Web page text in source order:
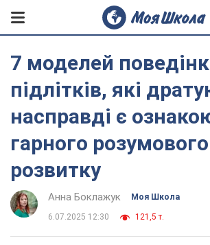
7 моделей
підлітків, які
насправді є
гарного розумового
розвитку
Анна Боклажук Моя Школа
6.07.2025 12:30 121,5 т.